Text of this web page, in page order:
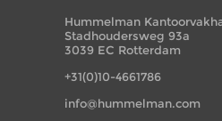
Hummelman
Stadhoudersweg 93a
3039 EC Rotterdam
+31(0)10-4661786
info@hummelman.com